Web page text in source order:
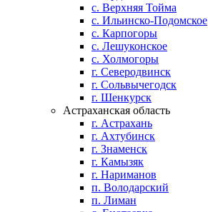
с. Верхняя Тойма
с. Ильинско-Подомское
с. Карпогоры
с. Лешуконское
с. Холмогоры
г. Северодвинск
г. Сольвычегодск
г. Шенкурск
Астраханская область
г. Астрахань
г. Ахтубинск
г. Знаменск
г. Камызяк
г. Нариманов
п. Володарский
п. Лиман